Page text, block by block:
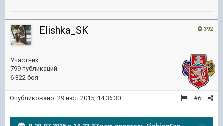
392
Elishka_SK
Участник
799 публикаций
6 322 боя
#6
Опубликовано: 29 июл 2015, 14:36:30